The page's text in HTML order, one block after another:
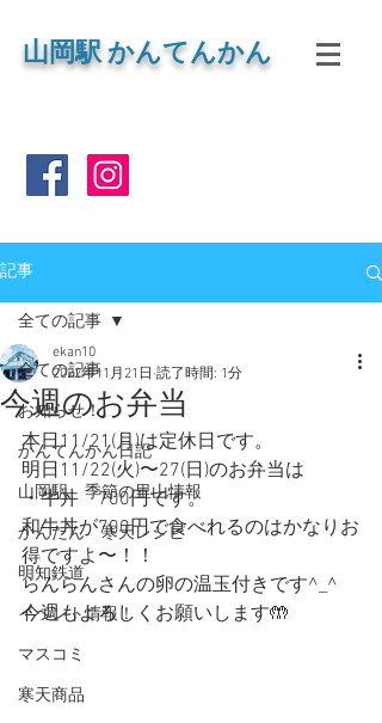
山岡駅 かんてんかん
記事
全ての記事
お知らせ！
かんてんかん日記
山岡駅 季節の里山情報
かんたん 寒天レシピ
明知鉄道
イベント情報！
マスコミ
寒天商品
全ての記事
今週のお弁当
ekan10
2022年11月21日 読了時間: 1分
本日11/21(月)は定休日です。
明日11/22(火)〜27(日)のお弁当は
・牛丼　700円です。
和牛丼が700円で食べれるのはかなりお
得ですよ〜！！
らんらんさんの卵の温玉付きです^_^
今週もよろしくお願いします🤲